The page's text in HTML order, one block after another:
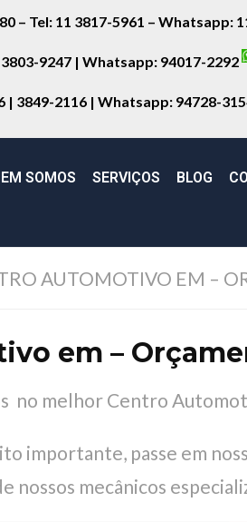
– Tel: 11 3817-5961 – Whatsapp:
3803-9247 | Whatsapp: 94017-2292
| 3849-2116 | Whatsapp: 94728-
SOMOS SERVIÇOS BLOG
AUTOMOTIVO EM –
em –
no melhor Centro
importante, passe em
nossos mecânicos